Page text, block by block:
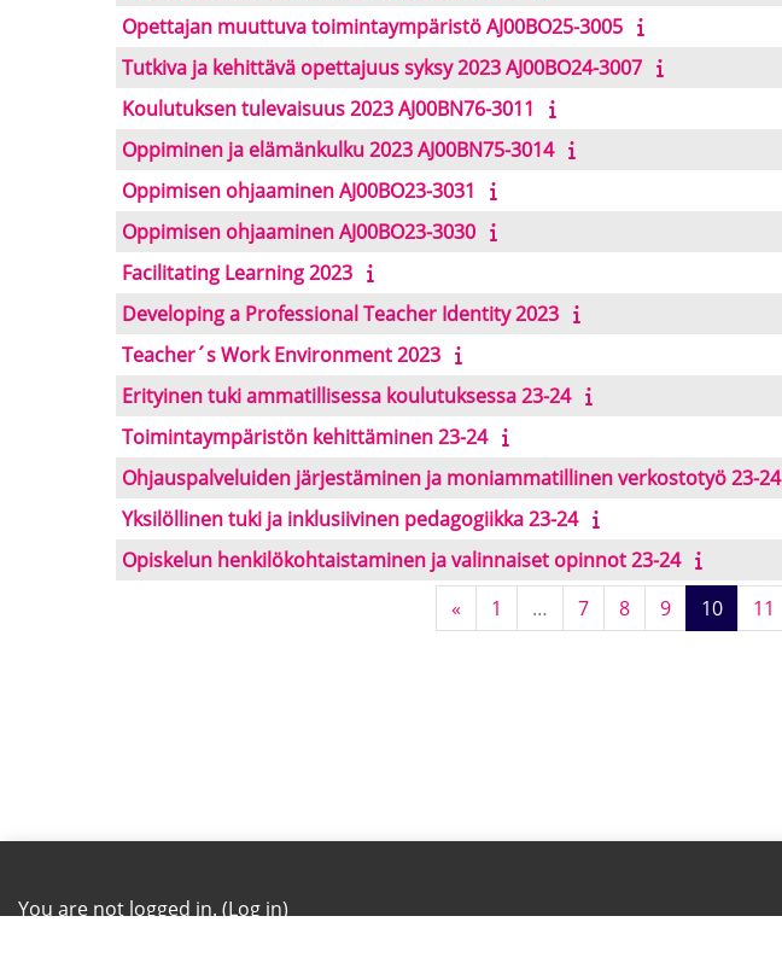
Opettajan muuttuva toimintaympäristö AJ00BO25-3005
Tutkiva ja kehittävä opettajuus syksy 2023 AJ00BO24-3007
Koulutuksen tulevaisuus 2023 AJ00BN76-3011
Oppiminen ja elämänkulku 2023 AJ00BN75-3014
Oppimisen ohjaaminen AJ00BO23-3031
Oppimisen ohjaaminen AJ00BO23-3030
Facilitating Learning 2023
Developing a Professional Teacher Identity 2023
Teacher´s Work Environment 2023
Erityinen tuki ammatillisessa koulutuksessa 23-24
Toimintaympäristön kehittäminen 23-24
Ohjauspalveluiden järjestäminen ja moniammatillinen verkostotyö 23-24
Yksilöllinen tuki ja inklusiivinen pedagogiikka 23-24
Opiskelun henkilökohtaistaminen ja valinnaiset opinnot 23-24
«Previous page
1 Page 1
… 7Page 7
8Page 8
9Page 9
10Page 10
11
You are not logged in. (Log in)